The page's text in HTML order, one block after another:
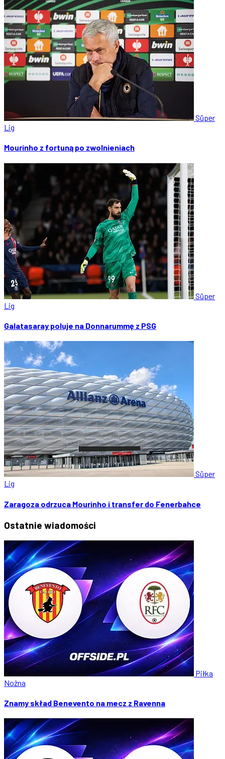
Süper
Lig
Mourinho z fortuną po zwolnieniach
Süper
Lig
Galatasaray poluje na Donnarummę z PSG
Süper
Lig
Zaragoza odrzuca Mourinho i transfer do Fenerbahce
Ostatnie wiadomości
Piłka
Nożna
Znamy skład Benevento na mecz z Ravenna